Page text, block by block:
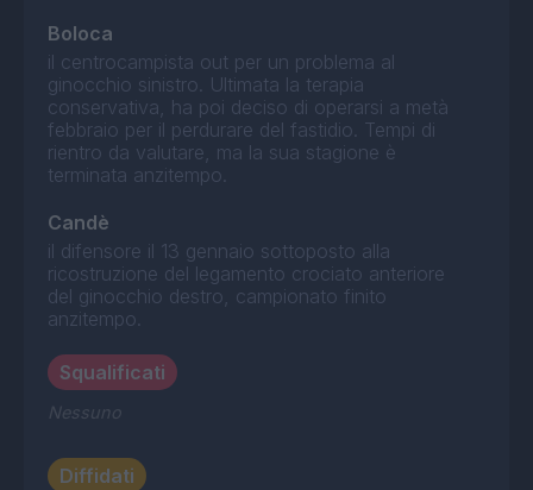
Boloca
il centrocampista out per un problema al
ginocchio sinistro. Ultimata la terapia
conservativa, ha poi deciso di operarsi a metà
febbraio per il perdurare del fastidio. Tempi di
rientro da valutare, ma la sua stagione è
terminata anzitempo.
Candè
il difensore il 13 gennaio sottoposto alla
ricostruzione del legamento crociato anteriore
del ginocchio destro, campionato finito
anzitempo.
Squalificati
Nessuno
Diffidati